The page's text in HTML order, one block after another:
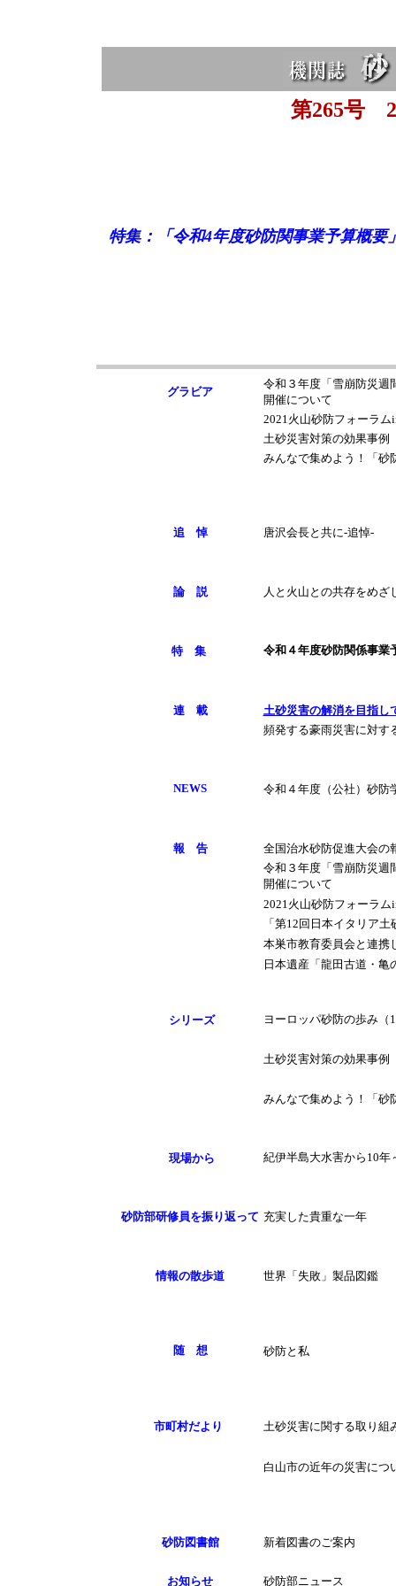
第265号
特集： 「令和4年度砂防関事業予算概要
グラビア
令和３年度「雪崩防災週
開催について
2021火山砂防フォーラム
土砂災害対策の効果事
みんなで集めよう！「
追 悼 唐沢会長と共に-追悼-
論 説 人と火山との共存をめざ
特 集 令和４年度砂防関係事業
連 載
土砂災害の解消を目指し
頻発する豪雨災害に対す
NEWS 令和４年度（公社）砂防
報 告
全国治水砂防促進大会の
令和３年度「雪崩防災週
開催について
2021火山砂防フォーラム
「第12回日本イタリア
本巣市教育委員会と連携
日本遺産「龍田古道・
シリーズ ヨーロッパ砂防の歩み
土砂災害対策の効果事
みんなで集めよう！「砂
現場から 紀伊半島大水害から10年
砂防部研修員を振り返って 充実した貴重な一年
情報の散歩道 世界「失敗」製品図鑑
随 想 砂防と私
市町村だより 土砂災害に関する取り組
白山市の近年の災害につ
砂防図書館 新着図書のご案内
お知らせ 砂防部ニュース